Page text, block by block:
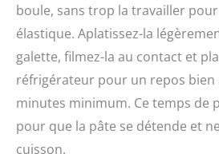
boule, sans trop la travailler
élastique. Aplatissez-la
galette, filmez-la au contact et
réfrigérateur pour un repos bien
minutes minimum. Ce temps de
pour que la pâte se détende et
cuisson.